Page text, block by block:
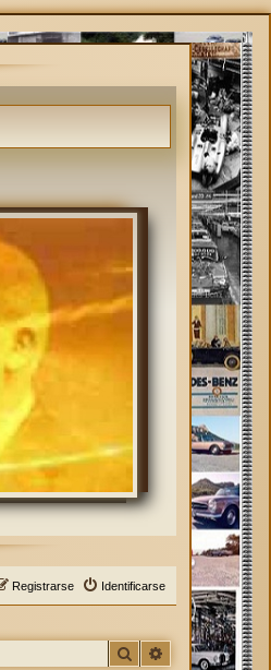
Identificarse
Registrarse
Buscar Búsqueda